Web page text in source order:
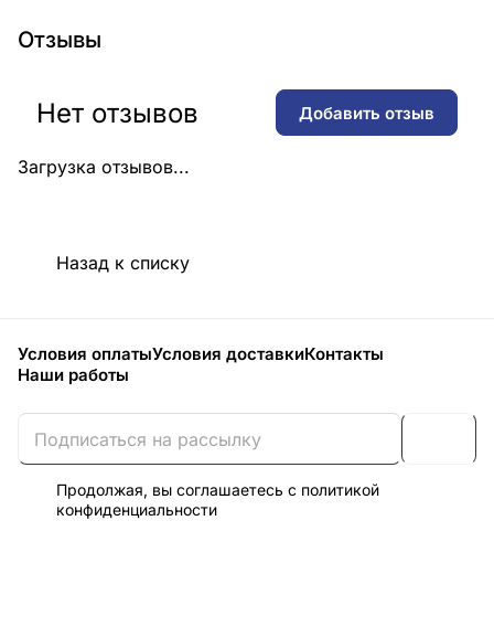
Отзывы
Загрузка отзывов...
Нет отзывов Добавить отзыв
Назад к списку
Условия оплатыУсловия доставкиКонтакты
Наши работы
Продолжая, вы соглашаетесь с политикой
конфиденциальности